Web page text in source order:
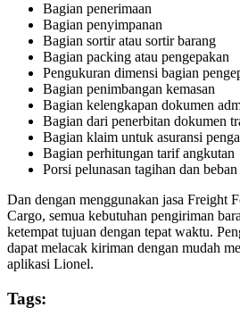
Bagian penerimaan
Bagian penyimpanan
Bagian sortir atau sortir barang
Bagian packing atau pengepakan
Pengukuran dimensi bagian
Bagian penimbangan kemasan
Bagian kelengkapan dokumen
Bagian dari penerbitan dokumen
Bagian klaim untuk asuransi
Bagian perhitungan tarif angkutan
Porsi pelunasan tagihan dan
Dan dengan menggunakan jasa Freight
Cargo, semua kebutuhan pengiriman
ketempat tujuan dengan tepat waktu.
dapat melacak kiriman dengan mudah
aplikasi Lionel.
Tags: